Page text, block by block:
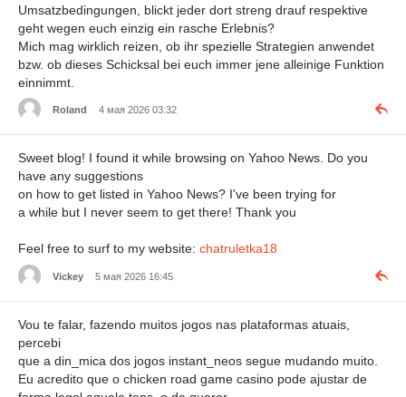
Umsatzbedingungen, blickt jeder dort streng drauf respektive
geht wegen euch einzig ein rasche Erlebnis?
Mich mag wirklich reizen, ob ihr spezielle Strategien anwendet
bzw. ob dieses Schicksal bei euch immer jene alleinige Funktion
einnimmt.
Roland 4 мая 2026 03:32
Sweet blog! I found it while browsing on Yahoo News. Do you
have any suggestions
on how to get listed in Yahoo News? I've been trying for
a while but I never seem to get there! Thank you
Feel free to surf to my website: chatruletka18
Vickey 5 мая 2026 16:45
Vou te falar, fazendo muitos jogos nas plataformas atuais,
percebi
que a din_mica dos jogos instant_neos segue mudando muito.
Eu acredito que o chicken road game casino pode ajustar de